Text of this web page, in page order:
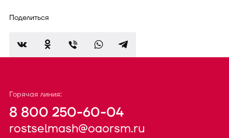
Поделиться
Горячая линия:
8 800 250-60-04
rostselmash@oaorsm.ru